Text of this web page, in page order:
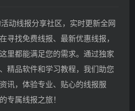
动线报分享社区，实时更新全网
寻找免费线报、最新优惠线报，
里都能满足您的需求。通过独家
精品软件和学习教程，我们助您
讯，体验专业、贴心的线报服
专属线报之旅！